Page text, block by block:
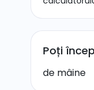
Poți
de mâine